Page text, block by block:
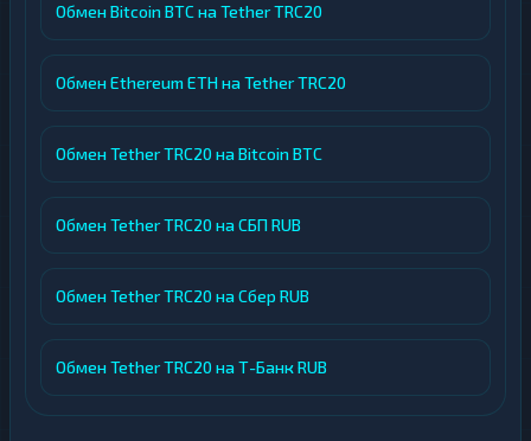
Обмен Bitcoin BTC на Tether TRC20
Обмен Ethereum ETH на Tether TRC20
Обмен Tether TRC20 на Bitcoin BTC
Обмен Tether TRC20 на СБП RUB
Обмен Tether TRC20 на Сбер RUB
Обмен Tether TRC20 на Т-Банк RUB